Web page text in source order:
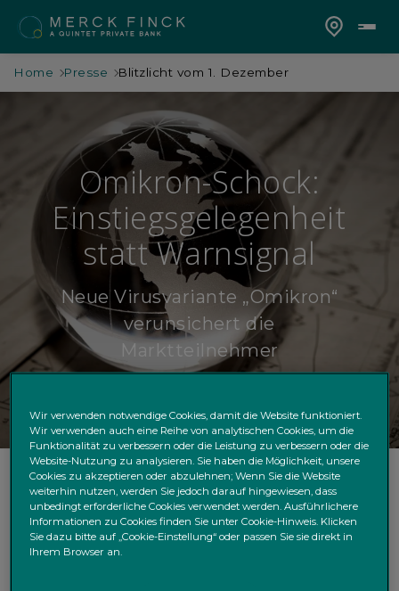
Home Presse Blitzlicht vom 1. Dezember
Omikron-Schock:
Einstiegsgelegenheit
statt Warnsignal
Neue Virusvariante „Omikron“
verunsichert die
Marktteilnehmer
Das Auftauchen der neuen SARS-CoV-2-Variante
„Omikron“ vor einigen Tagen verunsichert die
Marktteilnehmer. An den globalen Aktienmärkten haben
Wir verwenden notwendige Cookies, damit die Website funktioniert.
Wir verwenden auch eine Reihe von analytischen Cookies, um die
Funktionalität zu verbessern oder die Leistung zu verbessern oder die
Website-Nutzung zu analysieren. Sie haben die Möglichkeit, unsere
Cookies zu akzeptieren oder abzulehnen; Wenn Sie die Website
weiterhin nutzen, werden Sie jedoch darauf hingewiesen, dass
unbedingt erforderliche Cookies verwendet werden. Ausführlichere
Informationen zu Cookies finden Sie unter Cookie-Hinweis. Klicken
Sie dazu bitte auf „Cookie-Einstellung“ oder passen Sie sie direkt in
Ihrem Browser an.